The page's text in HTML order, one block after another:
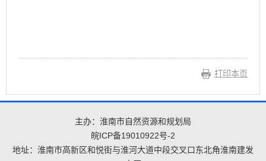
打印本页
主办：淮南市自然资源和规划局
皖ICP备19010922号-2
地址：淮南市高新区和悦街与淮河大道中段交叉口东北角淮南建发